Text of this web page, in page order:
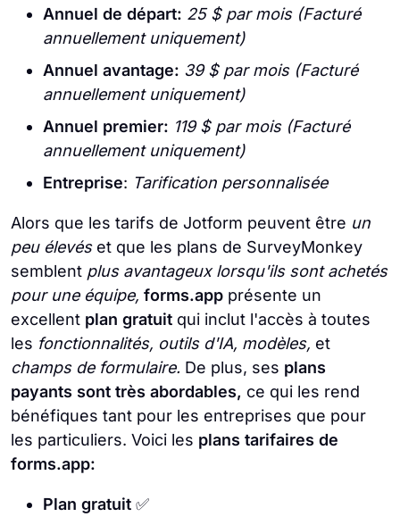
Annuel de départ: 25 $ par mois (Facturé
annuellement uniquement)
Annuel avantage: 39 $ par mois (Facturé
annuellement uniquement)
Annuel premier: 119 $ par mois (Facturé
annuellement uniquement)
Entreprise: Tarification personnalisée
Alors que les tarifs de Jotform peuvent être un
peu élevéset que les plans de SurveyMonkey
semblent plus avantageux lorsqu'ils sont achetés
pour une équipe, forms.app présente un
excellent plan gratuit qui inclut l'accès à toutes
les fonctionnalités, outils d'IA, modèles, et
champs de formulaire. De plus, ses plans
payants sont très abordables, ce qui les rend
bénéfiques tant pour les entreprises que pour
les particuliers. Voici les plans tarifaires de
forms.app:
Plan gratuit ✅